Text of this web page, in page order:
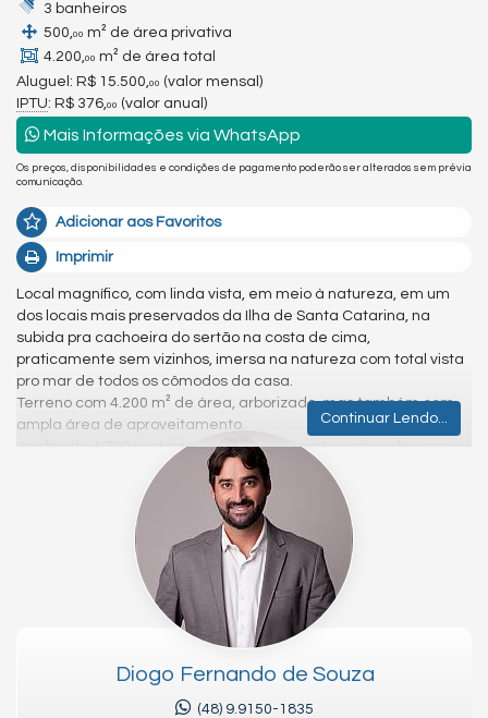
3 banheiros
500,00 m² de área privativa
4.200,00 m² de área total
Aluguel: R$ 15.500,00 (valor mensal)
IPTU: R$ 376,00 (valor anual)
Mais Informações via WhatsApp
Os preços, disponibilidades e condições de pagamento poderão ser alterados sem prévia
comunicação.
Adicionar aos Favoritos
Imprimir
Local magnífico, com linda vista, em meio à natureza, em um
dos locais mais preservados da Ilha de Santa Catarina, na
subida pra cachoeira do sertão na costa de cima,
praticamente sem vizinhos, imersa na natureza com total vista
pro mar de todos os cômodos da casa.
Terreno com 4.200 m² de área, arborizado, mas também com
ampla área de aproveitamento.
Jardim de 1.700 metros e restante app mata nativa, diversos
pássaros, árvores frutíferas.
Com 4 dormitórios, sendo uma suíte master com jacuzzi,
mezanino, casa toda em madeira angelim, pisos portobello e
Portinari, piscina e piso deck todo Portinari.
Sinta-se a vontade para entrar em contato e saber mais.
Venha tomar um café comigo!
Diogo Fernando de Souza
CRECI-SC 32.236
CNAI 37814 - Perito Avaliador
Continuar Lendo...
Diogo Fernando de Souza
(48) 9.9150-1835